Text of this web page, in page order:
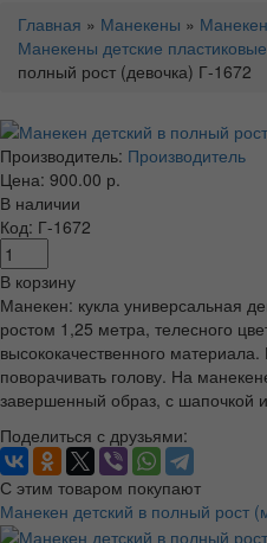
Главная » Манекены »
Манекены детские
полный рост (девочка) Г-1672
Производитель: Производитель
Цена: 900.00 р.
В наличии
Код: Г-1672
В корзину
Манекен: кукла универсальная
ростом 1,25 метра, телесного
высококачественного
поворачивать голову. На
завершенный образ, с шапочкой
Поделиться с друзьями:
С этим товаром покупают
Манекен детский в полный рост